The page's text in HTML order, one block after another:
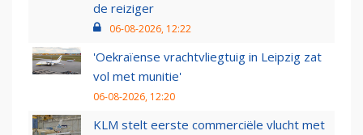
de reiziger
06-08-2026, 12:22
'Oekraïense vrachtvliegtuig in Leipzig zat
vol met munitie'
06-08-2026, 12:20
KLM stelt eerste commerciële vlucht met